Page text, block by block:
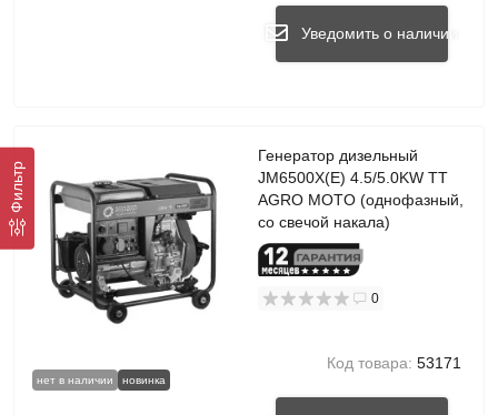
Фильтр
Уведомить о наличии
нет в наличии новинка
Генератор дизельный
JM6500X(E) 4.5/5.0KW TT
AGRO MOTO (однофазный,
со свечой накала)
0
Код товара: 53171